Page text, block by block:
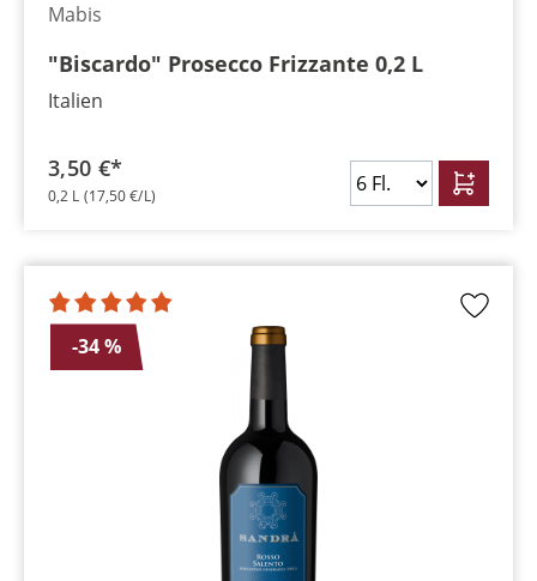
Mabis
"Biscardo" Prosecco Frizzante 0,2 L
Italien
3,50 €*
0,2 L (17,50 €/L)
-34 %